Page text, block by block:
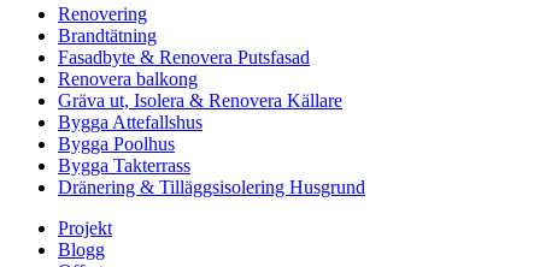
Renovering
Brandtätning
Fasadbyte & Renovera Putsfasad
Renovera balkong
Gräva ut, Isolera & Renovera Källare
Bygga Attefallshus
Bygga Poolhus
Bygga Takterrass
Dränering & Tilläggsisolering Husgrund
Projekt
Blogg